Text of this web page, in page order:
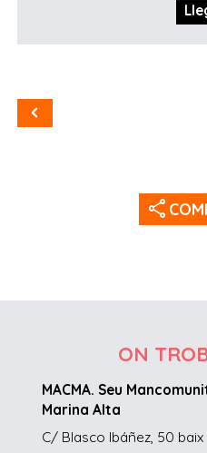
share
ON
MACMA. Seu
Marina Alta
C/ Blasco Ibáñez, 50